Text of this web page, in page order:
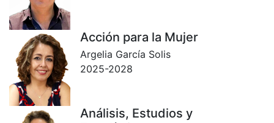
Acción para la Mujer
Argelia García Solis
2025-2028
Análisis, Estudios y